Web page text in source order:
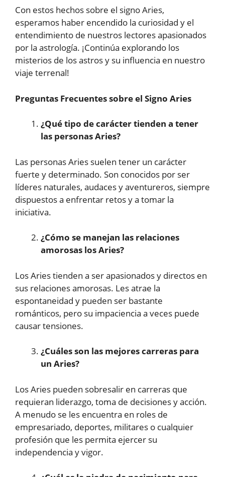
Con estos hechos sobre el signo Aries,
esperamos haber encendido la curiosidad y el
entendimiento de nuestros lectores apasionados
por la astrología. ¡Continúa explorando los
misterios de los astros y su influencia en nuestro
viaje terrenal!
Preguntas Frecuentes sobre el Signo Aries
¿Qué tipo de carácter tienden a tener
las personas Aries?
Las personas Aries suelen tener un carácter
fuerte y determinado. Son conocidos por ser
líderes naturales, audaces y aventureros, siempre
dispuestos a enfrentar retos y a tomar la
iniciativa.
¿Cómo se manejan las relaciones
amorosas los Aries?
Los Aries tienden a ser apasionados y directos en
sus relaciones amorosas. Les atrae la
espontaneidad y pueden ser bastante
románticos, pero su impaciencia a veces puede
causar tensiones.
¿Cuáles son las mejores carreras para
un Aries?
Los Aries pueden sobresalir en carreras que
requieran liderazgo, toma de decisiones y acción.
A menudo se les encuentra en roles de
empresariado, deportes, militares o cualquier
profesión que les permita ejercer su
independencia y vigor.